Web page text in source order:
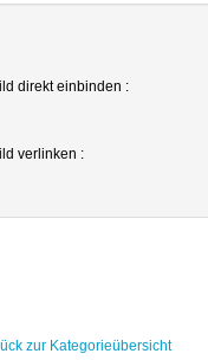
direkt einbinden :
verlinken :
zur Kategorieübersicht